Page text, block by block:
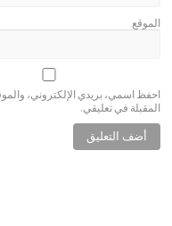
الموقع
احفظ اسمي، بريدي الإلكتروني،
المقبلة في تعليقي.